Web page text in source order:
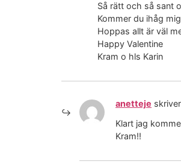
Så rätt och så sant
Kommer du ihåg
Hoppas allt är väl
Happy Valentine
Kram o hls Karin
anetteje
Klart jag
Kram!!